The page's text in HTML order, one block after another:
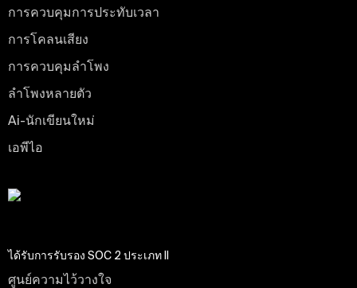
การควบคุมการประทับเวลา
การโคลนเสียง
การควบคุมลําโพง
ลําโพงหลายตัว
Ai-นักเขียนใหม่
เอพีไอ
ได้รับการรับรอง SOC 2 ประเภท II
ศูนย์ความไว้วางใจ